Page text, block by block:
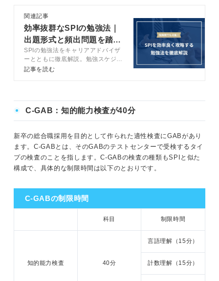
関連記事
効率抜群なSPIの勉強法｜
出題形式と頻出問題を踏ま
えた対策を伝授
SPIの勉強法をキャリアアドバイザ
ーとともに徹底解説。勉強スケジュ
ールの立て方や覚えるべき公式、お
法を実践しましょう。
記事を読む
C-GAB：知的能力検査が40分
新卒の総合職採用を目的として作られた適性検査にGABがあり
ます。C-GABとは、そのGABのテストセンターで受検するタイ
プの検査のことを指します。C-GABの検査の種類もSPIと似た
構成で、具体的な制限時間は以下のとおりです。
科目 制限時間
知的能力検査 40分
言語理解（15分）
計数理解（15分）
C-GABの制限時間